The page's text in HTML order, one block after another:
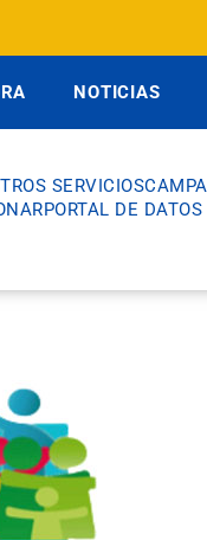
NOTICIAS
SERVICIOS
PORTAL DE